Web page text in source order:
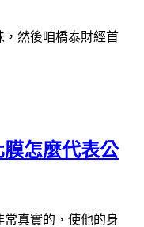
，然後咱橋泰財經首
怎麼代表公
真實的，使他的身